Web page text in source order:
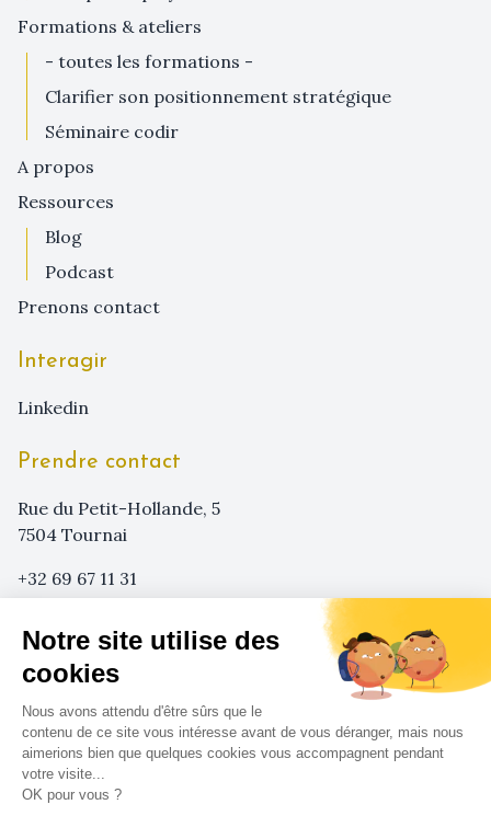
Notre site utilise des
cookies
Nous avons attendu d'être sûrs que le
contenu de ce site vous intéresse avant de vous déranger, mais nous
aimerions bien que quelques cookies vous accompagnent pendant
votre visite...
OK pour vous ?
formations & ateliers
- toutes les formations -
clarifier son positionnement stratégique
séminaire codir
a propos
ressources
blog
podcast
prenons contact
Interagir
linkedin
Prendre contact
Rue du Petit-Hollande, 5
7504 Tournai
+32 69 67 11 31
info@sensa-agency.com